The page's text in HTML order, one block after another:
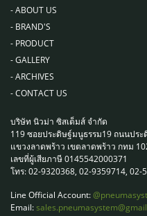
-ABOUT US
- BRAND'S
- PRODUCT
-GALLERY
-ARCHIVES
-CONTACT US
บริษัท นิวม่า ซิสเต็มส์ จำกัด
119 ซอยประดิษฐ์มนูธรรม19 ถนนประ
แขวงลาดพร้าว เขตลาดพร้าว กทม
เลขที่ผู้เสียภาษี 0145542000371
โทร: 02-9320368, 02-9359714, 02-
Line Official Account:
Email: